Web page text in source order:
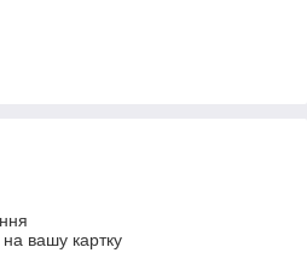
вашу картку